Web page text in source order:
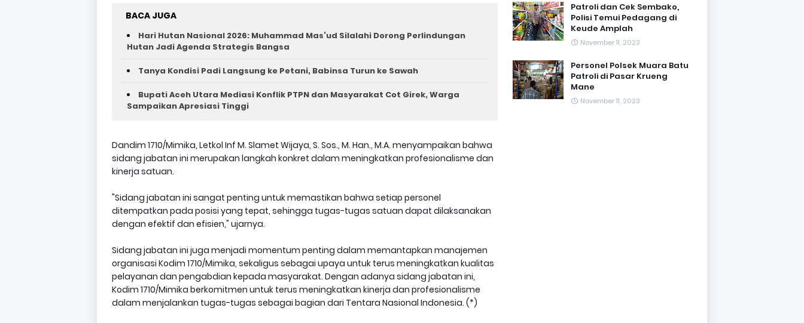
BACA JUGA
Hari Hutan Nasional 2026: Muhammad Mas’ud Silalahi Dorong Perlindungan
Hutan Jadi Agenda Strategis Bangsa
Tanya Kondisi Padi Langsung ke Petani, Babinsa Turun ke Sawah
Bupati Aceh Utara Mediasi Konflik PTPN dan Masyarakat Cot Girek, Warga
Sampaikan Apresiasi Tinggi
Dandim 1710/Mimika, Letkol Inf M. Slamet Wijaya, S. Sos., M. Han., M.A. menyampaikan bahwa
sidang jabatan ini merupakan langkah konkret dalam meningkatkan profesionalisme dan
kinerja satuan.
"Sidang jabatan ini sangat penting untuk memastikan bahwa setiap personel
ditempatkan pada posisi yang tepat, sehingga tugas-tugas satuan dapat dilaksanakan
dengan efektif dan efisien," ujarnya.
Sidang jabatan ini juga menjadi momentum penting dalam memantapkan manajemen
organisasi Kodim 1710/Mimika, sekaligus sebagai upaya untuk terus meningkatkan kualitas
pelayanan dan pengabdian kepada masyarakat. Dengan adanya sidang jabatan ini,
Kodim 1710/Mimika berkomitmen untuk terus meningkatkan kinerja dan profesionalisme
dalam menjalankan tugas-tugas sebagai bagian dari Tentara Nasional Indonesia. (*)
Patroli dan Cek Sembako,
Polisi Temui Pedagang di
Keude Amplah
November 11, 2023
Personel Polsek Muara Batu
Patroli di Pasar Krueng
Mane
November 11, 2023